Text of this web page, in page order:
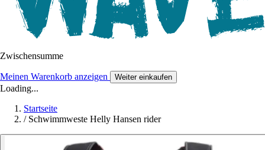
Zwischensumme
Meinen Warenkorb anzeigen Weiter einkaufen
Loading...
Startseite
/ Schwimmweste Helly Hansen rider